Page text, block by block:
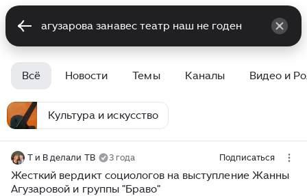
Всё Новости Темы Каналы Видео и
Культура и искусство
Т и В делали ТВ 3 года Подписаться
Жесткий вердикт социологов на выступление Жанны
Агузаровой и группы "Браво"